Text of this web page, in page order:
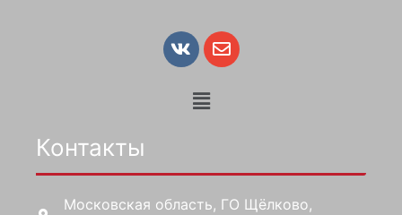
Контакты
Московская область, ГО Щёлково,